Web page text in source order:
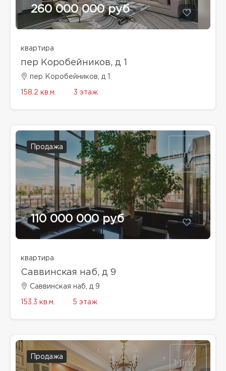
260 000 000 руб
квартира
пер Коробейников, д 1
пер Коробейников, д 1
158.2 кв.м. 3 этаж
Продажа
110 000 000 руб
квартира
Саввинская наб, д 9
Саввинская наб, д 9
153.3 кв.м. 5 этаж
Продажа